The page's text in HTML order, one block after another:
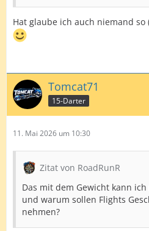
Hat glaube ich auch niemand
Tomcat71
15-Darter
11. Mai 2026 um 10:30
Zitat von RoadRunR
Das mit dem Gewicht kann
und warum sollen Flights
nehmen?